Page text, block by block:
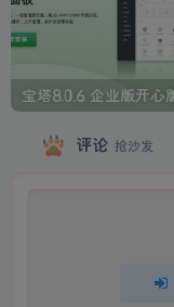
评论 抢沙发